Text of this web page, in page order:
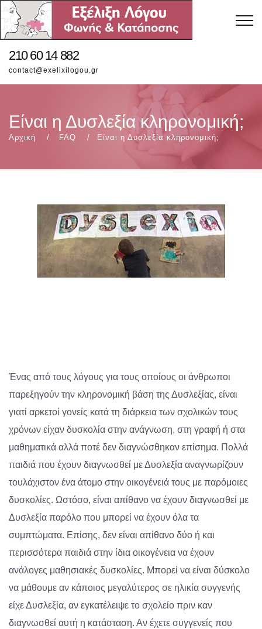
210 60 14 882
contact@exelixilogou.gr
Είναι η Δυσλεξία κληρονομική;
Αρχική FAQ Είναι η Δυσλεξία κληρονομική;
Ένας από τους λόγους για τους οποίους οι άνθρωποι
παρεξηγούν την κληρονομική βάση της Δυσλεξίας, είναι
γιατί αρκετοί γονείς κατά τη διάρκεια των σχολικών τους
χρόνων είχαν δυσκολία στην ανάγνωση, στη γραφή ή στα
μαθηματικά αλλά ποτέ δεν διαγνώσθηκαν επίσημα. Πολλά
παιδιά που έχουν διαγνωσθεί με Δυσλεξία αναγνωρίζουν
τουλάχιστον ένα άτομο στην οικογένειά τους με παρόμοιες
δυσκολίες. Ωστόσο, είναι απίθανο να έχουν διαγνωσθεί με
Δυσλεξία παρόλο που μπορεί να έχουν όλα τα
συμπτώματα. Επίσης, δεν είναι απίθανο δύο ή και
περισσότερα παιδιά στην ίδια οικογένεια να έχουν
ανάλογες μαθησιακές δυσκολίες. Μπορεί να είναι δύσκολο
να μάθουμε αν κάποιος μεγαλύτερος σε ηλικία συγγενής
είχε Δυσλεξία, αν εγκατέλειψε το σχολείο πριν καν
διαγνωσθεί αυτή η κατάσταση. Αν έχετε συγγενείς που